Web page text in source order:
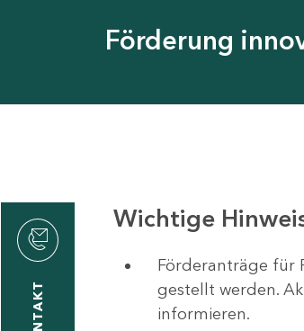
Förderung
Wichtige
Förderanträge für
gestellt werden.
informieren.